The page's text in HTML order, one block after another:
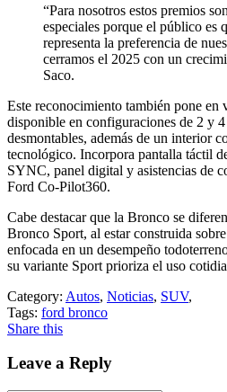
“Para nosotros estos premios
especiales porque el público es
representa la preferencia de
cerramos el 2025 con un
Saco.
Este reconocimiento también pone en
disponible en configuraciones de 2 y
desmontables, además de un interior
tecnológico. Incorpora pantalla táctil
SYNC, panel digital y asistencias de
Ford Co-Pilot360.
Cabe destacar que la Bronco se
Bronco Sport, al estar construida
enfocada en un desempeño
su variante Sport prioriza el uso
Category: Autos, Noticias, SUV,
Tags: ford bronco
Share this
Leave a Reply